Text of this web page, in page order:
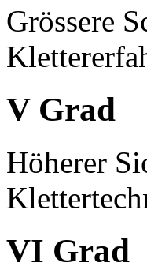
Grössere
V Grad
Höherer
VI Grad